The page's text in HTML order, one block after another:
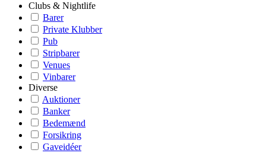
Clubs & Nightlife
Barer
Private Klubber
Pub
Stripbarer
Venues
Vinbarer
Diverse
Auktioner
Banker
Bedemænd
Forsikring
Gaveidéer